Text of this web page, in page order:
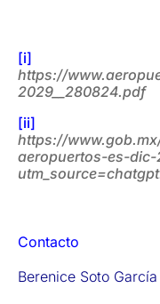
[i]
https://
2029__280824.pdf
[ii]
https://
aeropuertos-es-dic-
Contacto
Berenice Soto García